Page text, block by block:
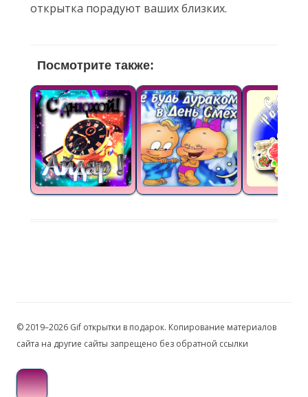
открытка порадуют ваших близких.
Посмотрите также:
© 2019–2026 Gif открытки в подарок. Копирование материалов
сайта на другие сайты запрещено без обратной ссылки